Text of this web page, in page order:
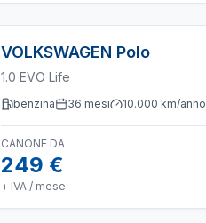
VOLKSWAGEN Polo
1.0 EVO Life
benzina 36 mesi 10.000 km/anno
CANONE DA
249 €
+ IVA / mese